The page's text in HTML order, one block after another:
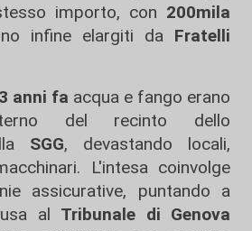
importo, con 200mila
infine elargiti da Fratelli
3 anni fa acqua e fango erano
del recinto dello
SGG, devastando locali,
L'intesa coinvolge
assicurative, puntando a
al Tribunale di Genova